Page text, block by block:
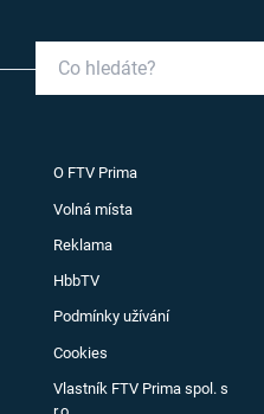
O FTV Prima
Volná místa
Reklama
HbbTV
Podmínky užívání
Cookies
Vlastník FTV Prima spol. s